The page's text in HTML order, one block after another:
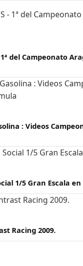
1ª del Campeonato
: Videos
1/5 Gran Escala en
Racing 2009.